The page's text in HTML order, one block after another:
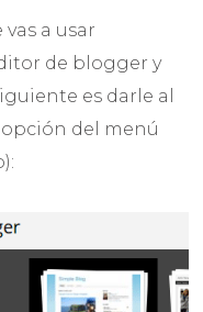
a usar
de blogger y
es darle al
del menú